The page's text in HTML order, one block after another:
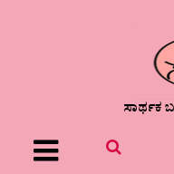
ಸಾರ್ಥಕ
Menu